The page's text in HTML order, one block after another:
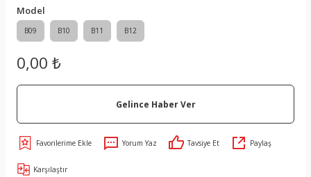
Model
B09 B10 B11 B12
0,00 ₺
Gelince Haber Ver
Yorum Yaz Tavsiye Et Paylaş
Karşılaştır